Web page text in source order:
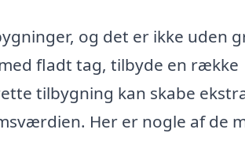
og det er ikke uden
fladt tag, tilbyde en række
tilbygning kan skabe
Her er nogle af de